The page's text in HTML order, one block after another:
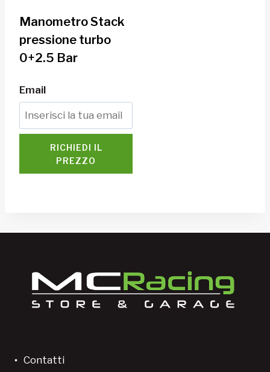
Manometro Stack
pressione turbo
0+2.5 Bar
Email
RICHIEDI IL
PREZZO
Contatti